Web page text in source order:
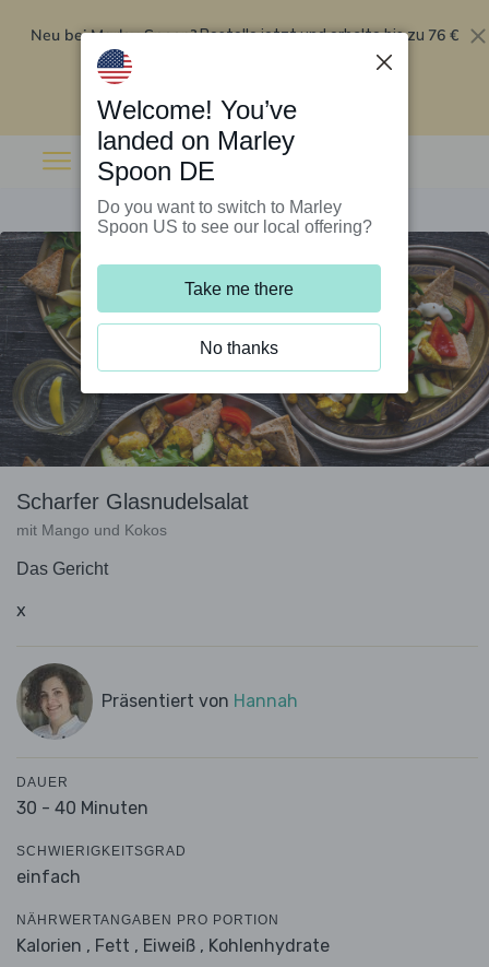
Neu bei Marley Spoon?Bestelle jetzt und erhalte bis zu 76 €
Rabatt auf deine ersten fünf Boxen
Scharfer Glasnudelsalat
mit Mango und Kokos
Das Gericht
x
Präsentiert von Hannah
DAUER
30 - 40 Minuten
SCHWIERIGKEITSGRAD
einfach
NÄHRWERTANGABEN PRO PORTION
Kalorien , Fett , Eiweiß , Kohlenhydrate
Welcome! You’ve
landed on Marley
Spoon DE
Do you want to switch to Marley
Spoon US to see our local offering?
Take me there
No thanks